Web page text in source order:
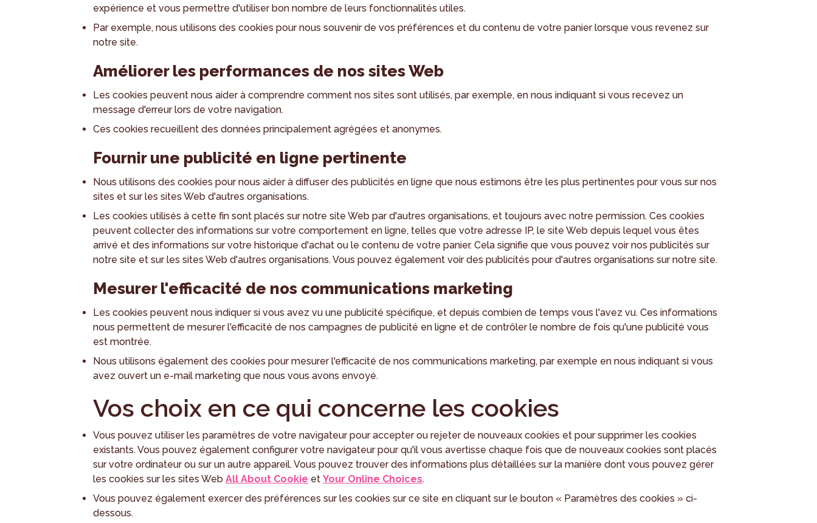
expérience et vous permettre d'utiliser bon nombre de leurs fonctionnalités utiles.
Par exemple, nous utilisons des cookies pour nous souvenir de vos préférences et du contenu de votre panier lorsque vous revenez sur
notre site.
Améliorer les performances de nos sites Web
Les cookies peuvent nous aider à comprendre comment nos sites sont utilisés, par exemple, en nous indiquant si vous recevez un
message d'erreur lors de votre navigation.
Ces cookies recueillent des données principalement agrégées et anonymes.
Fournir une publicité en ligne pertinente
Nous utilisons des cookies pour nous aider à diffuser des publicités en ligne que nous estimons être les plus pertinentes pour vous sur nos
sites et sur les sites Web d'autres organisations.
Les cookies utilisés à cette fin sont placés sur notre site Web par d'autres organisations, et toujours avec notre permission. Ces cookies
peuvent collecter des informations sur votre comportement en ligne, telles que votre adresse IP, le site Web depuis lequel vous êtes
arrivé et des informations sur votre historique d'achat ou le contenu de votre panier. Cela signifie que vous pouvez voir nos publicités sur
notre site et sur les sites Web d'autres organisations. Vous pouvez également voir des publicités pour d'autres organisations sur notre site.
Mesurer l'efficacité de nos communications marketing
Les cookies peuvent nous indiquer si vous avez vu une publicité spécifique, et depuis combien de temps vous l'avez vu. Ces informations
nous permettent de mesurer l'efficacité de nos campagnes de publicité en ligne et de contrôler le nombre de fois qu'une publicité vous
est montrée.
Nous utilisons également des cookies pour mesurer l'efficacité de nos communications marketing, par exemple en nous indiquant si vous
avez ouvert un e-mail marketing que nous vous avons envoyé.
Vos choix en ce qui concerne les cookies
Vous pouvez utiliser les paramètres de votre navigateur pour accepter ou rejeter de nouveaux cookies et pour supprimer les cookies
existants. Vous pouvez également configurer votre navigateur pour qu'il vous avertisse chaque fois que de nouveaux cookies sont placés
sur votre ordinateur ou sur un autre appareil. Vous pouvez trouver des informations plus détaillées sur la manière dont vous pouvez gérer
les cookies sur les sites Web All About Cookie et Your Online Choices.
Vous pouvez également exercer des préférences sur les cookies sur ce site en cliquant sur le bouton « Paramètres des cookies » ci-
dessous.